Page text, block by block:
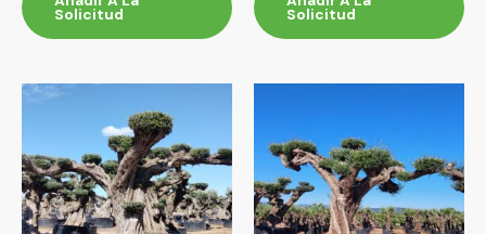
Solicitud Solicitud